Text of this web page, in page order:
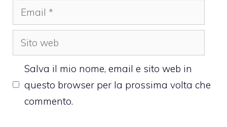
Email
Sito
web
Salva il mio nome, email e sito web in
questo browser per la prossima volta che
commento.